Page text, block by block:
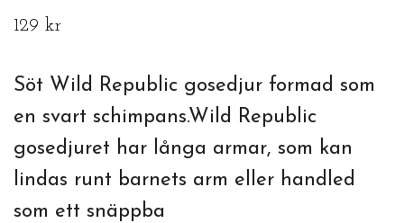
129 kr
Söt Wild Republic gosedjur formad som
en svart schimpans.Wild Republic
gosedjuret har långa armar, som kan
lindas runt barnets arm eller handled
som ett snäppba